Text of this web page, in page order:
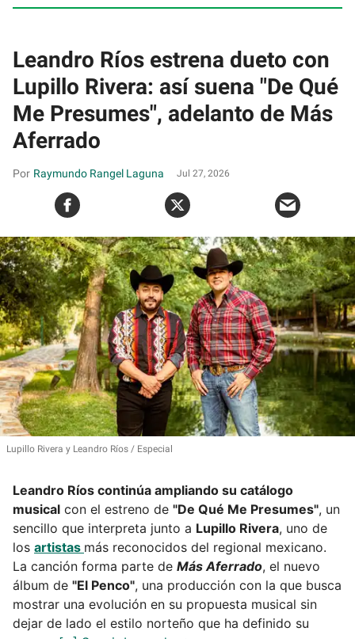
Leandro Ríos estrena dueto con
Lupillo Rivera: así suena "De Qué
Me Presumes", adelanto de Más
Aferrado
Raymundo Rangel Laguna Jul 27, 2026
Lupillo Rivera y Leandro Ríos Especial
Leandro Ríos continúa ampliando su catálogo
musical con el estreno de "De Qué Me Presumes", un
sencillo que interpreta junto a Lupillo Rivera, uno de
los artistas más reconocidos del regional mexicano.
La canción forma parte de Más Aferrado, el nuevo
álbum de "El Penco", una producción con la que busca
mostrar una evolución en su propuesta musical sin
dejar de lado el estilo norteño que ha definido su